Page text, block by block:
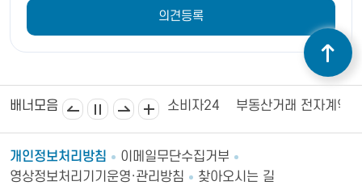
배너모음
상공회의소 김제시의회 소비자24 부동산거래 전자계약
개인정보처리방침
이메일무단수집거부
영상정보처리기기운영·관리방침
찾아오시는 길